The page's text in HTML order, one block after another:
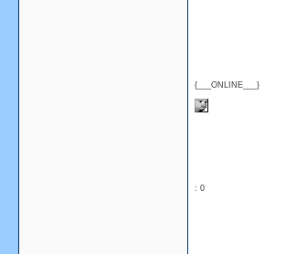
{___ONLINE___}
: 0